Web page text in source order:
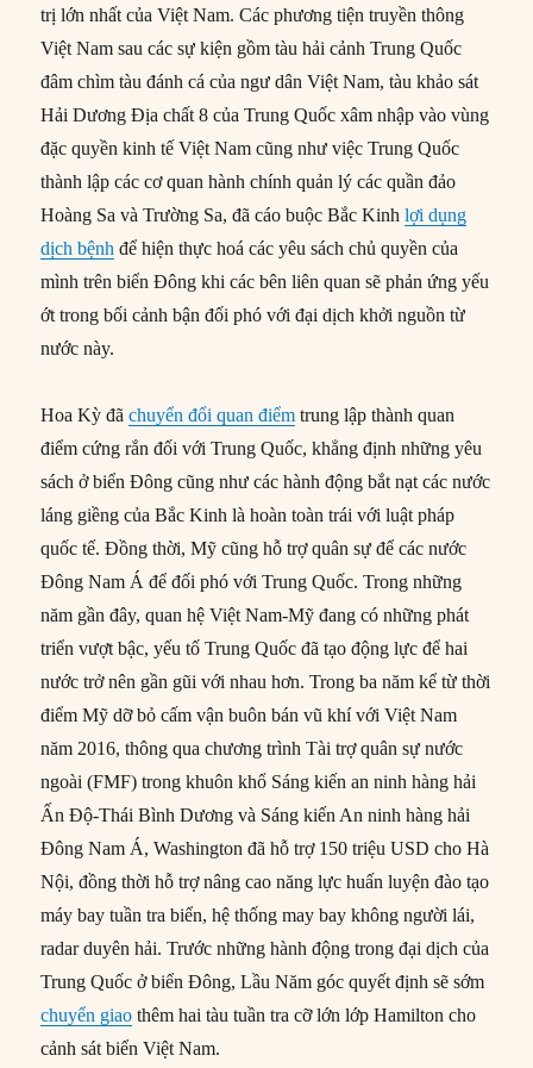
trị lớn nhất của Việt Nam. Các phương tiện truyền thông
Việt Nam sau các sự kiện gồm tàu hải cảnh Trung Quốc
đâm chìm tàu đánh cá của ngư dân Việt Nam, tàu khảo sát
Hải Dương Địa chất 8 của Trung Quốc xâm nhập vào vùng
đặc quyền kinh tế Việt Nam cũng như việc Trung Quốc
thành lập các cơ quan hành chính quản lý các quần đảo
Hoàng Sa và Trường Sa, đã cáo buộc Bắc Kinhlợi dụng
dịch bệnh để hiện thực hoá các yêu sách chủ quyền của
mình trên biển Đông khi các bên liên quan sẽ phản ứng yếu
ớt trong bối cảnh bận đối phó với đại dịch khởi nguồn từ
nước này.
Hoa Kỳ đãchuyển đổi quan điểm trung lập thành quan
điểm cứng rắn đối với Trung Quốc, khẳng định những yêu
sách ở biển Đông cũng như các hành động bắt nạt các nước
láng giềng của Bắc Kinh là hoàn toàn trái với luật pháp
quốc tế. Đồng thời, Mỹ cũng hỗ trợ quân sự để các nước
Đông Nam Á để đối phó với Trung Quốc. Trong những
năm gần đây, quan hệ Việt Nam-Mỹ đang có những phát
triển vượt bậc, yếu tố Trung Quốc đã tạo động lực để hai
nước trở nên gần gũi với nhau hơn. Trong ba năm kể từ thời
điểm Mỹ dỡ bỏ cấm vận buôn bán vũ khí với Việt Nam
năm 2016, thông qua chương trình Tài trợ quân sự nước
ngoài (FMF) trong khuôn khổ Sáng kiến an ninh hàng hải
Ấn Độ-Thái Bình Dương và Sáng kiến An ninh hàng hải
Đông Nam Á, Washington đã hỗ trợ 150 triệu USD cho Hà
Nội, đồng thời hỗ trợ nâng cao năng lực huấn luyện đào tạo
máy bay tuần tra biển, hệ thống may bay không người lái,
radar duyên hải. Trước những hành động trong đại dịch của
Trung Quốc ở biển Đông, Lầu Năm góc quyết định sẽ sớm
chuyển giao thêm hai tàu tuần tra cỡ lớn lớp Hamilton cho
cảnh sát biển Việt Nam.